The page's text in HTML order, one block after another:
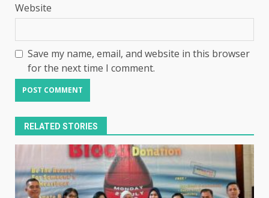
Website
Save my name, email, and website in this browser
for the next time I comment.
RELATED STORIES